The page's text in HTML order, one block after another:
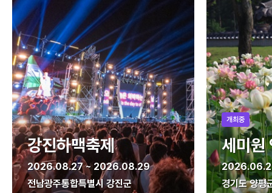
강진하맥축제
2026.08.27 ~ 2026.08.29
전남광주통합특별시 강진군
개최중
세미원
경기도 양평